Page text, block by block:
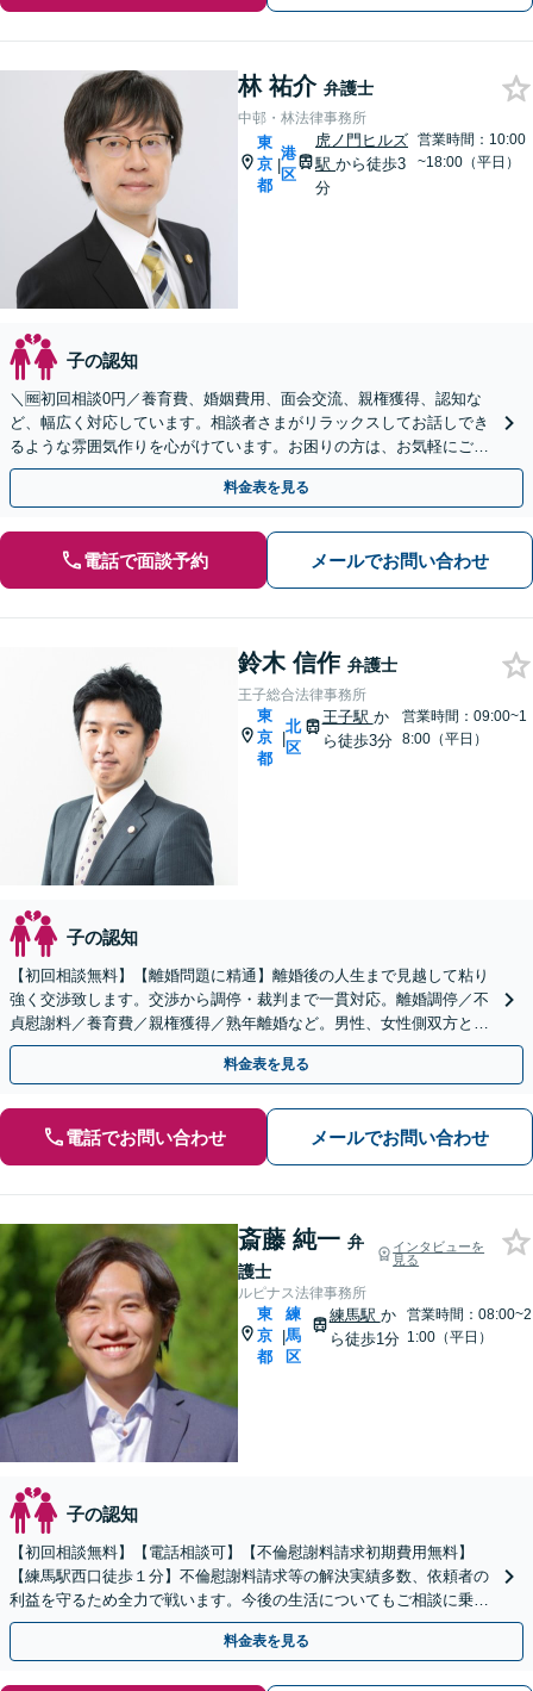
林 祐介 弁護士
中邨・林法律事務所
東
京
都
|
港
区
虎ノ門ヒルズ
駅 から徒歩3
分
営業時間：10:00
~18:00（平日）
子の認知
＼🆓初回相談0円／養育費、婚姻費用、面会交流、親権獲得、認知な
ど、幅広く対応しています。相談者さまがリラックスしてお話しでき
るような雰囲気作りを心がけています。お困りの方は、お気軽にご相
談ください【電話・メール相談可／虎ノ門ヒルズ駅3分】
料金表を見る
電話で面談予約 メールでお問い合わせ
鈴木 信作 弁護士
王子総合法律事務所
東
京
都
|
北
区
王子駅 か
ら徒歩3分
営業時間：09:00~1
8:00（平日）
子の認知
【初回相談無料】【離婚問題に精通】離婚後の人生まで見越して粘り
強く交渉致します。交渉から調停・裁判まで一貫対応。離婚調停／不
貞慰謝料／養育費／親権獲得／熟年離婚など。男性、女性側双方とも
お任せを【王子駅3分】【当日／夜間相談可（要予約）】
料金表を見る
電話でお問い合わせ メールでお問い合わせ
斎藤 純一 弁
護士
インタビューを
見る
ルピナス法律事務所
東
京
都
|
練
馬
区
練馬駅 か
ら徒歩1分
営業時間：08:00~2
1:00（平日）
子の認知
【初回相談無料】【電話相談可】【不倫慰謝料請求初期費用無料】
【練馬駅西口徒歩１分】不倫慰謝料請求等の解決実績多数、依頼者の
利益を守るため全力で戦います。今後の生活についてもご相談に乗り
ます。まずはお気軽にご相談ください。【中央大学実務講師】
料金表を見る